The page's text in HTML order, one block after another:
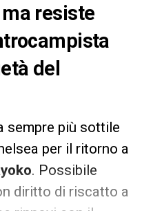
resiste
del
sempre più sottile
per il ritorno a
. Possibile
diritto di riscatto a